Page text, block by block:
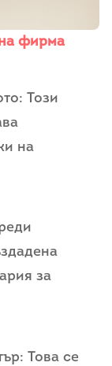
фирма
Този
на
за
Това се